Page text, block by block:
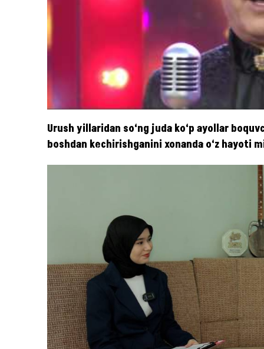
Urush yillaridan so‘ng juda ko‘p ayollar
boshdan kechirishganini xonanda o‘z hayoti